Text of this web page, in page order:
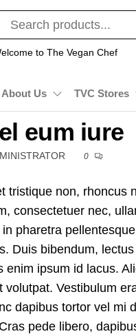
to The Vegan Chef
About Us TVC Stores
eum iure
0
tristique non, rhoncus
consectetuer nec,
pharetra
Duis bibendum,
enim ipsum id lacus.
volutpat. Vestibulum
dapibus tortor vel mi
pede libero,